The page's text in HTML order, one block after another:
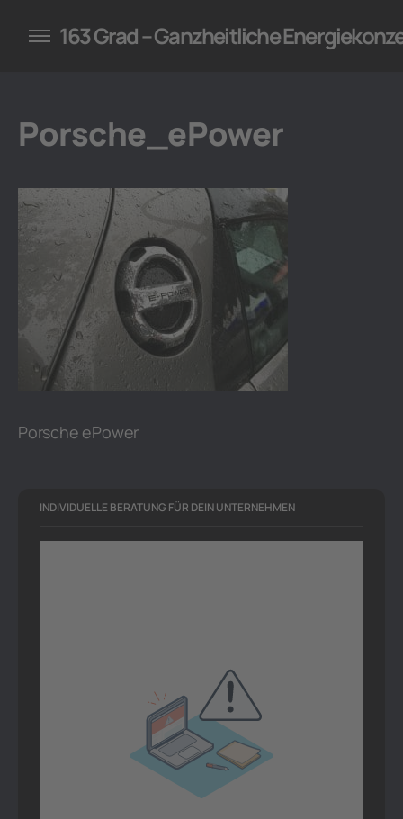
für Unternehmen
163 Grad – Ganzheitliche
Porsche_ePower
Porsche ePower
INDIVIDUELLE BERATUNG FÜR DEIN UNTERNEHMEN